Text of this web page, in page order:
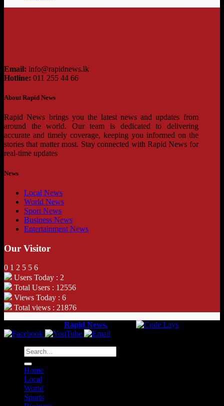
Email: info@rapidnews.lk
Hotline: 011 255 44 66
About Rapid News
Rapid News brings you the latest news and updates from
around the world. Our team is dedicated to delivering
accurate and timely coverage, keeping you informed on the
stories that matter most. Stay connected with Rapid News for
real-time updates
News
Local News
World News
Sport News
Business News
Entertainment News
Our Visitor
0 1 2 5 5 6
Users Today : 2
Total Users : 12556
Views Today : 6
Total views : 21876
Rapid News.
Home
Local
World
Sports